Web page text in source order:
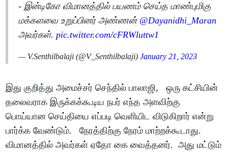
- இன்டிகோ விமானத்தில் பயணம் செய்த மாண்புமிகு
மக்களவை உறுப்பினர் அண்ணன் @Dayanidhi_Maran
அவர்கள். pic.twitter.com/cFRWluttw1
— V.Senthilbalaji (@V_Senthilbalaji)January 21, 2023
இது குறித்து அமைச்சர் செந்தில் பாலாஜி, ஒரு கட்சியின்
தலைவராக இருக்கக்கூடிய நபர் எந்த அளவிற்கு
பொய்யான செய்தியை எப்படி வெளியிட விடுகிறார் என்று
பார்க்க வேண்டும். நேரத்திற்கு நேரம் மாற்றக்கூடாது.
விமானத்தில் அவர்கள் ஏதோ கை வைத்தனர். அது மட்டும்